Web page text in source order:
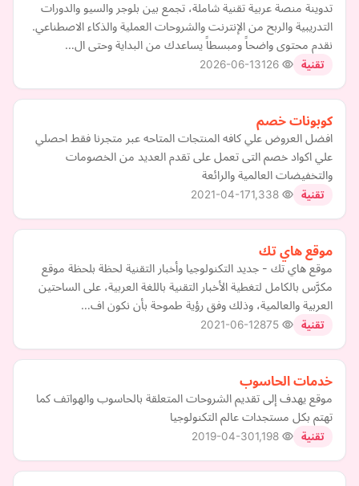
تدوينة منصة عربية تقنية شاملة، تجمع بين بلوجر والسيو والدورات
التدريبية والربح من الإنترنت والشروحات العملية والذكاء الاصطناعي.
نقدم محتوى واضحاً ومبسطاً يساعدك من البداية وحتى ال…
تقنية 2026-06-13
كوبونات خصم
افضل العروض علي كافه المنتجات المتاحه عبر متجرنا فقط احصلي
علي اكواد خصم التى تعمل على تقدم العديد من الخصومات
والتخفيضات العالمية والرائعة
تقنية 2021-04-17
موقع هاي تك
موقع هاي تك - جديد التكنولوجيا وأخبار التقنية لحظة بلحظة موقع
مكرَّس بالكامل لتغطية الأخبار التقنية باللغة العربية، على الساحتين
العربية والعالمية، وذلك وفق رؤية طموحة بأن نكون اف…
تقنية 2021-06-12
خدمات الحاسوب
موقع يهدف إلى تقديم الشروحات المتعلقة بالحاسوب والهواتف كما
تهتم بكل مستجدات عالم التكنولوجيا
تقنية 2019-04-30